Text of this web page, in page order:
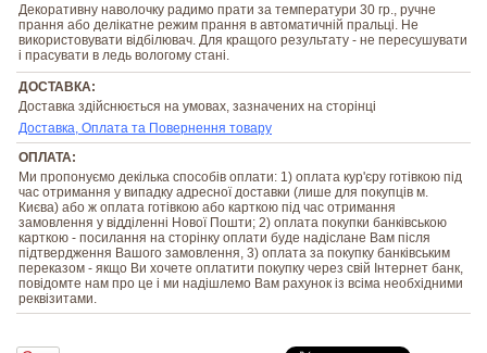
Декоративну наволочку радимо прати за температури 30 гр., ручне
прання або делікатне режим прання в автоматичній пральці. Не
використовувати відбілювач. Для кращого результату - не пересушувати
і прасувати в ледь вологому стані.
ДОСТАВКА:
Доставка здійснюється на умовах, зазначених на сторінці
Доставка, Оплата та Повернення товару
ОПЛАТА:
Ми пропонуємо декілька способів оплати: 1) оплата кур'єру готівкою під
час отримання у випадку адресної доставки (лише для покупців м.
Києва) або ж оплата готівкою або карткою під час отримання
замовлення у відділенні Нової Пошти; 2) оплата покупки банківською
карткою - посилання на сторінку оплати буде надіслане Вам після
підтвердження Вашого замовлення, 3) оплата за покупку банківським
переказом - якщо Ви хочете оплатити покупку через свій Інтернет банк,
повідомте нам про це і ми надішлемо Вам рахунок із всіма необхідними
реквізитами.